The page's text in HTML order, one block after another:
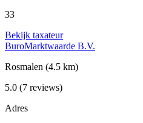
33
Bekijk taxateur
BuroMarktwaarde B.V.
Rosmalen (4.5 km)
5.0 (7 reviews)
Adres